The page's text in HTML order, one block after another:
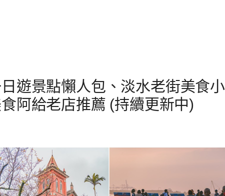
遊景點懶人包、淡水老街美食小
阿給老店推薦 (持續更新中)